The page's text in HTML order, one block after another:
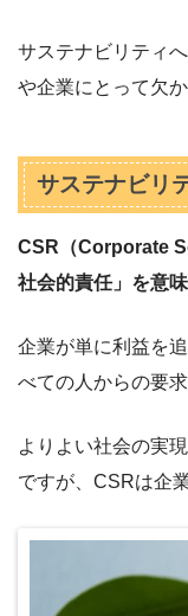
サステナビリティ
や企業にとって欠
サステナビリ
CSR（Corporate
社会的責任」を意
企業が単に利益を
べての人からの要
よりよい社会の実
ですが、CSRは企